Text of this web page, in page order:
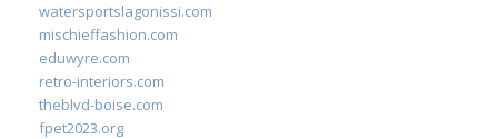
watersportslagonissi.com
mischieffashion.com
eduwyre.com
retro-interiors.com
theblvd-boise.com
fpet2023.org